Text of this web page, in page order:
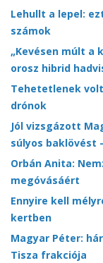
Lehullt a lepel:
számok
„Kevésen múlt a
orosz hibrid
Tehetetlenek
drónok
Jól vizsgázott
súlyos baklövést
Orbán Anita:
megóvásáért
Ennyire kell
kertben
Magyar Péter:
Tisza frakciója